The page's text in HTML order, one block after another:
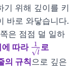
기 위해 깊이를 키
바로 와닿습니다.
은 점점 덜 일하
에 따라 \frac{1}
{\sqrt{l}}
l
1 로
의 규칙 으로 깊은